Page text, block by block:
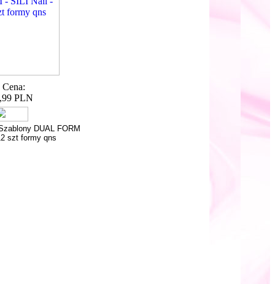
Cena:
PLN